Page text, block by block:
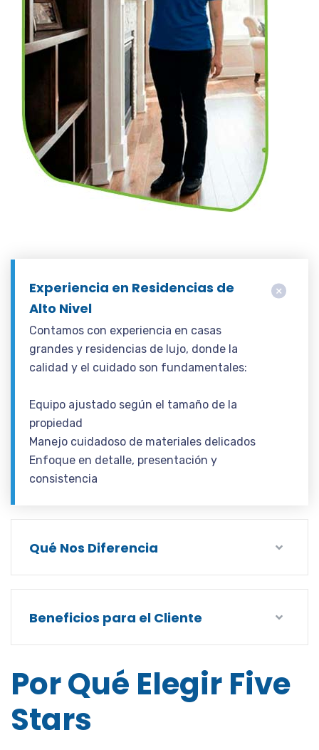
Experiencia en Residencias de
Alto Nivel
Contamos con experiencia en casas
grandes y residencias de lujo, donde la
calidad y el cuidado son fundamentales:
Equipo ajustado según el tamaño de la
propiedad
Manejo cuidadoso de materiales delicados
Enfoque en detalle, presentación y
consistencia
Qué Nos Diferencia
Beneficios para el Cliente
Por Qué Elegir Five
Stars